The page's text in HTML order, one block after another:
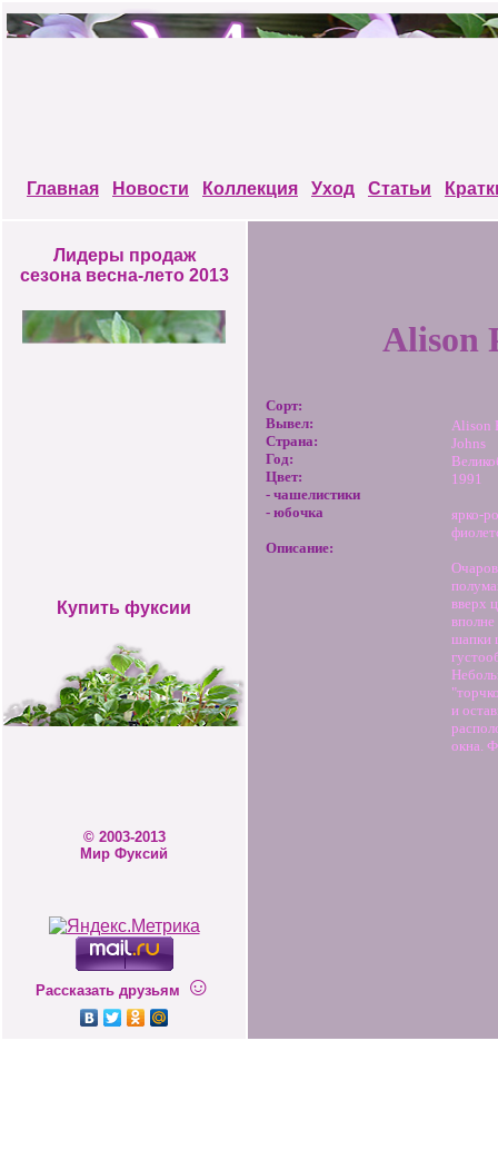
Главная Новости Коллекция Уход Статьи
Лидеры продаж
сезона весна-лето 2013
Купить фуксии
© 2003-2013
Мир Фуксий
Рассказать друзьям ☺
Alison
Сорт:
Вывел:
Страна:
Год:
Цвет:
- чашелистики
- юбочка
Описание:
Alison
Johns
1991
ярко-
вверх
шапки
и
окна.